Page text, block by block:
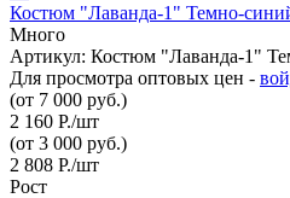
Костюм "Лаванда-1" Темно-
Много
Артикул: Костюм "Лаванда-1"
Для просмотра оптовых цен -
(от 7 000 руб.)
2 160 Р./шт
(от 3 000 руб.)
2 808 Р./шт
Рост